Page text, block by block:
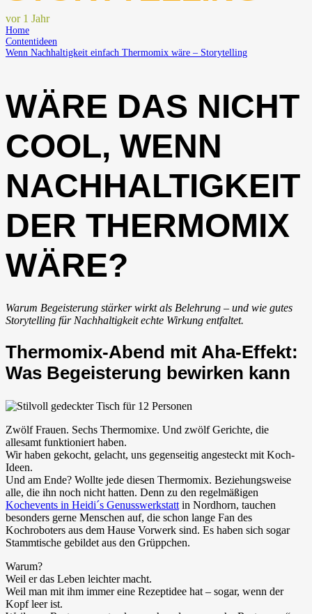
vor 1 Jahr
Home
Contentideen
Wenn Nachhaltigkeit einfach Thermomix wäre – Storytelling
WÄRE DAS NICHT
COOL, WENN
NACHHALTIGKEIT
DER THERMOMIX
WÄRE?
Warum Begeisterung stärker wirkt als Belehrung – und wie gutes
Storytelling für Nachhaltigkeit echte Wirkung entfaltet.
Thermomix-Abend mit Aha-Effekt:
Was Begeisterung bewirken kann
Zwölf Frauen. Sechs Thermomixe. Und zwölf Gerichte, die
allesamt funktioniert haben.
Wir haben gekocht, gelacht, uns gegenseitig angesteckt mit Koch-
Ideen.
Und am Ende? Wollte jede diesen Thermomix. Beziehungsweise
alle, die ihn noch nicht hatten. Denn zu den regelmäßigen
Kochevents in Heidi´s Genusswerkstatt in Nordhorn, tauchen
besonders gerne Menschen auf, die schon lange Fan des
Kochroboters aus dem Hause Vorwerk sind. Es haben sich sogar
Stammtische gebildet aus den Grüppchen.
Warum?
Weil er das Leben leichter macht.
Weil man mit ihm immer eine Rezeptidee hat – sogar, wenn der
Kopf leer ist.